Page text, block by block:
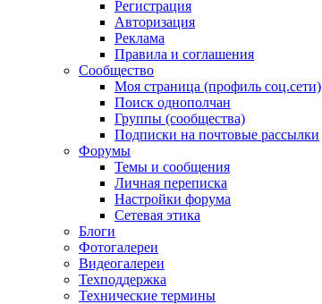
Регистрация
Авторизация
Реклама
Правила и соглашения
Сообщество
Моя страница (профиль соц.сети)
Поиск однополчан
Группы (сообщества)
Подписки на почтовые рассылки
Форумы
Темы и сообщения
Личная переписка
Настройки форума
Сетевая этика
Блоги
Фотогалереи
Видеогалереи
Техподдержка
Технические термины